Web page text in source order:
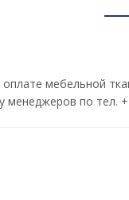
мебельной
менеджеров по тел.